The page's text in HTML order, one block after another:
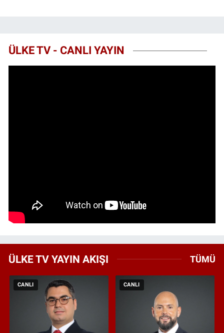
ÜLKE TV - CANLI YAYIN
ÜLKE TV YAYIN AKIŞI TÜMÜ
CANLI CANLI